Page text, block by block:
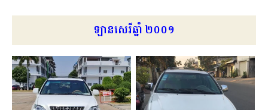
ឡានសេរីឆ្នាំ ២០០១